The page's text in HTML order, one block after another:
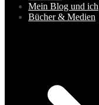
Mein Blog und ich
Bücher & Medien